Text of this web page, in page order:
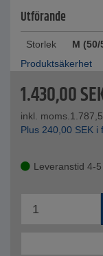
Utförande
Storlek
M (50/
Produktsäkerhet
1.430,00
inkl. moms.
Plus 240,00 SEK i
Leveranstid 4-